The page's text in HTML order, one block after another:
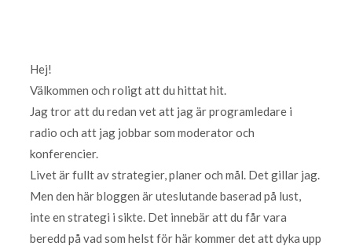
Hej!
Välkommen och roligt att du hittat hit.
Jag tror att du redan vet att jag är programledare i
radio och att jag jobbar som moderator och
konferencier.
Livet är fullt av strategier, planer och mål. Det gillar jag.
Men den här bloggen är uteslutande baserad på lust,
inte en strategi i sikte. Det innebär att du får vara
beredd på vad som helst för här kommer det att dyka upp